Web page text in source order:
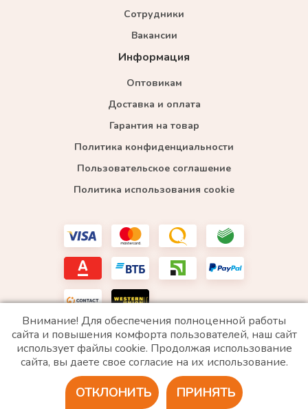
Сотрудники
Вакансии
Информация
Оптовикам
Доставка и оплата
Гарантия на товар
Политика конфиденциальности
Пользовательское соглашение
Политика использования cookie
*WhatsApp принадлежит компании Meta, которая признана экстремистской и запрещена в
РФ
2020 © Все права защищены. ИП «Войтенко»
Разработка сайта
Внимание! Для обеспечения полноценной работы
сайта и повышения комфорта пользователей, наш сайт
использует файлы cookie. Продолжая использование
сайта, вы даете свое согласие на их использование.
ПРИНЯТЬ
ОТКЛОНИТЬ